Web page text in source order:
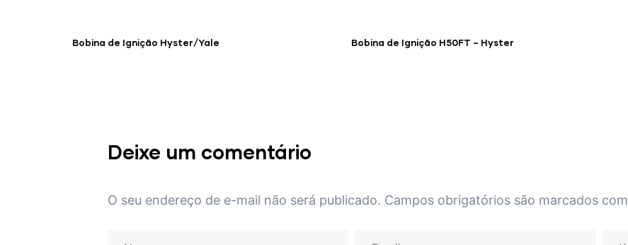
Bobina de Ignição Hyster/Yale Bobina de Ignição H50FT – Hyster
Deixe um comentário
O seu endereço de e-mail não será publicado. Campos obrigatórios são marcados com